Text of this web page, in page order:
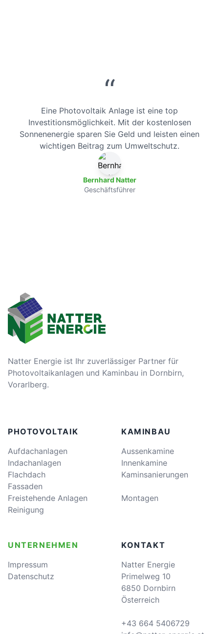
“
Eine Photovoltaik Anlage ist eine top
Investitionsmöglichkeit. Mit der kostenlosen
Sonnenenergie sparen Sie Geld und leisten einen
wichtigen Beitrag zum Umweltschutz.
Bernhard Natter
Geschäftsführer
Natter Energie ist Ihr zuverlässiger Partner für
Photovoltaikanlagen und Kaminbau in Dornbirn,
Vorarlberg.
PHOTOVOLTAIK
Aufdachanlagen
Indachanlagen
Flachdach
Fassaden
Freistehende Anlagen
Reinigung
KAMINBAU
Aussenkamine
Innenkamine
Kaminsanierungen
Montagen
UNTERNEHMEN
Impressum
Datenschutz
KONTAKT
Natter Energie
Primelweg 10
6850 Dornbirn
Österreich
+43 664 5406729